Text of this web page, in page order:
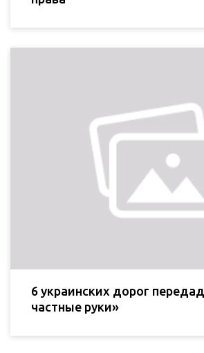
6 украинских дорог
частные руки»